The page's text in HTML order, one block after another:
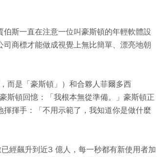
斯一直在注意一位叫豪斯頓的年輕軟體設
商標才能做成視覺上無比簡單、漂亮地朝
而是「豪斯頓」）和合夥人菲爾多西
斯頓回憶：「我根本無從準備。」豪斯頓正
揮手：「不用示範了，我知道你是做什麼
經飆升到近3 億人，每一秒都有新使用者加